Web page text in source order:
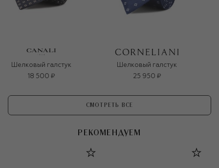
Шелковый галстук
18 500 ₽
Шелковый галстук
25 950 ₽
СМОТРЕТЬ ВСЕ
РЕКОМЕНДУЕМ